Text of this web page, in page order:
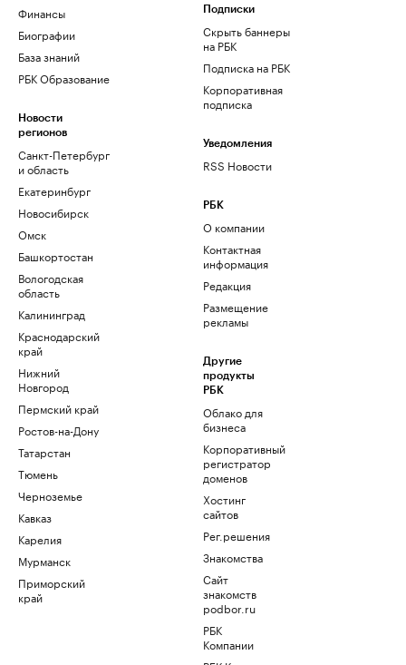
Финансы
Биографии
База знаний
РБК Образование
Новости
регионов
Санкт-Петербург
и область
Екатеринбург
Новосибирск
Омск
Башкортостан
Вологодская
область
Калининград
Краснодарский
край
Нижний
Новгород
Пермский край
Ростов-на-Дону
Татарстан
Тюмень
Черноземье
Кавказ
Карелия
Мурманск
Приморский
край
Подписки
Скрыть баннеры
на РБК
Подписка на РБК
Корпоративная
подписка
Уведомления
RSS Новости
РБК
О компании
Контактная
информация
Редакция
Размещение
рекламы
Другие
продукты
РБК
Облако для
бизнеса
Корпоративный
регистратор
доменов
Хостинг
сайтов
Рег.решения
Знакомства
Сайт
знакомств
podbor.ru
РБК
Компании